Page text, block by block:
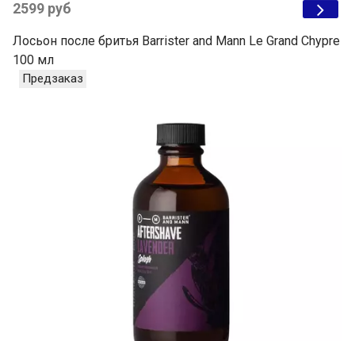
2599 руб
Лосьон после бритья Barrister and Mann Le Grand Chypre
100 мл
Предзаказ